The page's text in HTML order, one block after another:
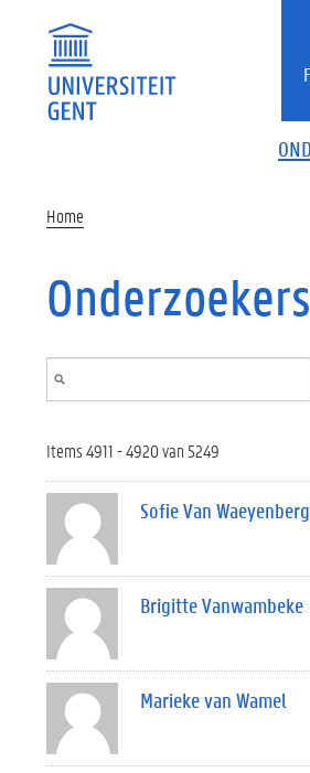
Home
Onderzoekers
Items 4911 - 4920 van 5249
Sofie Van
Brigitte Vanwambeke
Marieke van Wamel